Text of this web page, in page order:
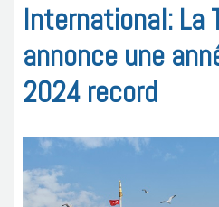
International: La
annonce une
2024 record